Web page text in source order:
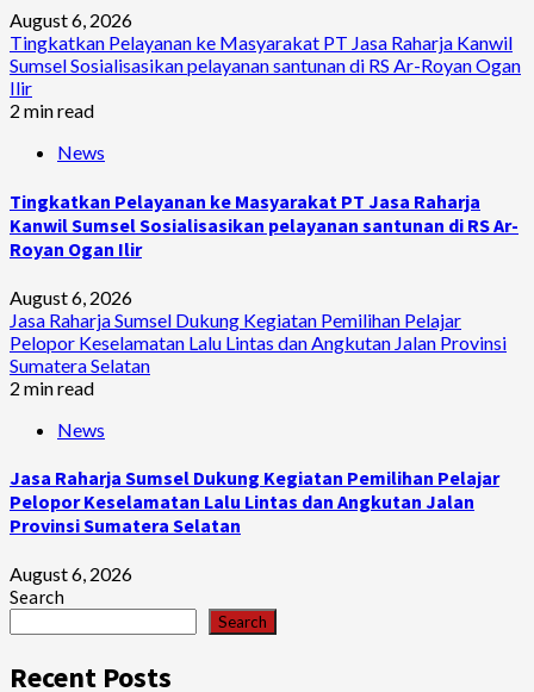
August 6, 2026
Tingkatkan Pelayanan ke Masyarakat PT Jasa Raharja Kanwil
Sumsel Sosialisasikan pelayanan santunan di RS Ar-Royan Ogan
Ilir
2 min read
News
Tingkatkan Pelayanan ke Masyarakat PT Jasa Raharja
Kanwil Sumsel Sosialisasikan pelayanan santunan di RS Ar-
Royan Ogan Ilir
August 6, 2026
Jasa Raharja Sumsel Dukung Kegiatan Pemilihan Pelajar
Pelopor Keselamatan Lalu Lintas dan Angkutan Jalan Provinsi
Sumatera Selatan
2 min read
News
Jasa Raharja Sumsel Dukung Kegiatan Pemilihan Pelajar
Pelopor Keselamatan Lalu Lintas dan Angkutan Jalan
Provinsi Sumatera Selatan
August 6, 2026
Search
Search
Recent Posts